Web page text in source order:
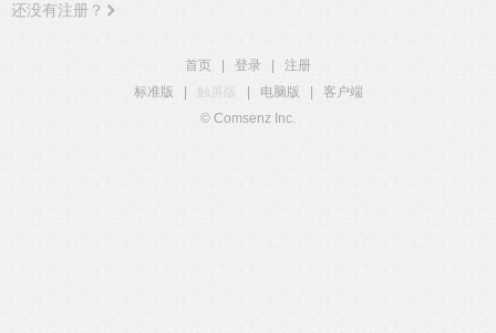
还没有注册？
首页 登录
注册
标准版
触屏版 电脑版
客户端
© Comsenz Inc.